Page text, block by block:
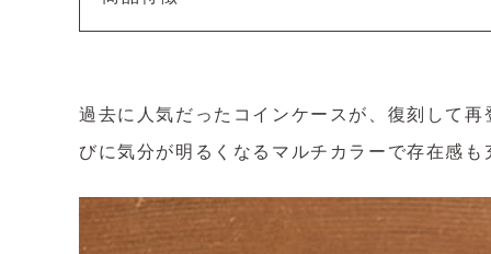
過去に人気だったコインケースが、復刻して
びに気分が明るくなるマルチカラーで存在感も